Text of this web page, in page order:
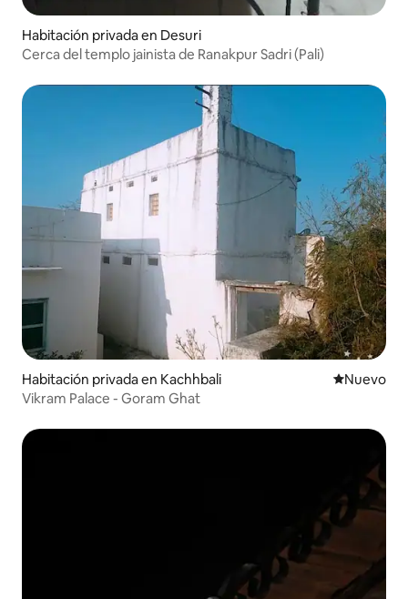
Habitación privada en Desuri
Cerca del templo jainista de Ranakpur Sadri (Pali)
Habitación privada en Kachhbali Nuevo
Nuevo
Vikram Palace - Goram Ghat